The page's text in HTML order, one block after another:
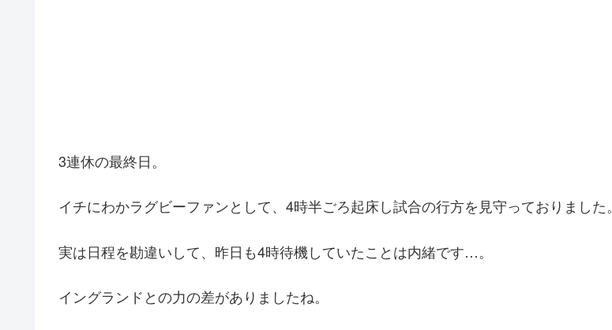
3連休の最終日。
イチにわかラグビーファンとして、4時半ごろ起床し試合の行方を見守っておりました。
実は日程を勘違いして、昨日も4時待機していたことは内緒です…。
イングランドとの力の差がありましたね。